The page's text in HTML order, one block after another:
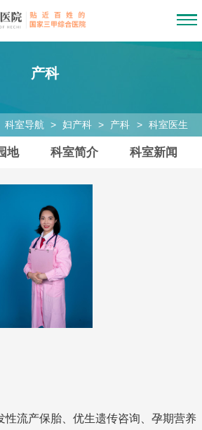
产科
科室导航 > 妇产科 > 产科 > 科室医生
地 科室简介 科室新闻
性流产保胎、优生遗传咨询、孕期营养